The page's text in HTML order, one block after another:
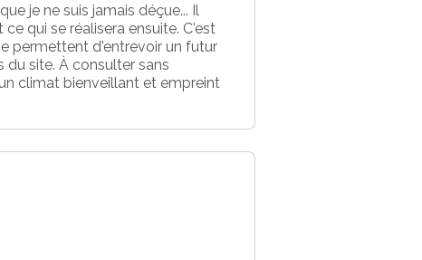
je ne suis jamais déçue... Il
qui se réalisera ensuite. C'est
permettent d'entrevoir un futur
du site. À consulter sans
climat bienveillant et empreint